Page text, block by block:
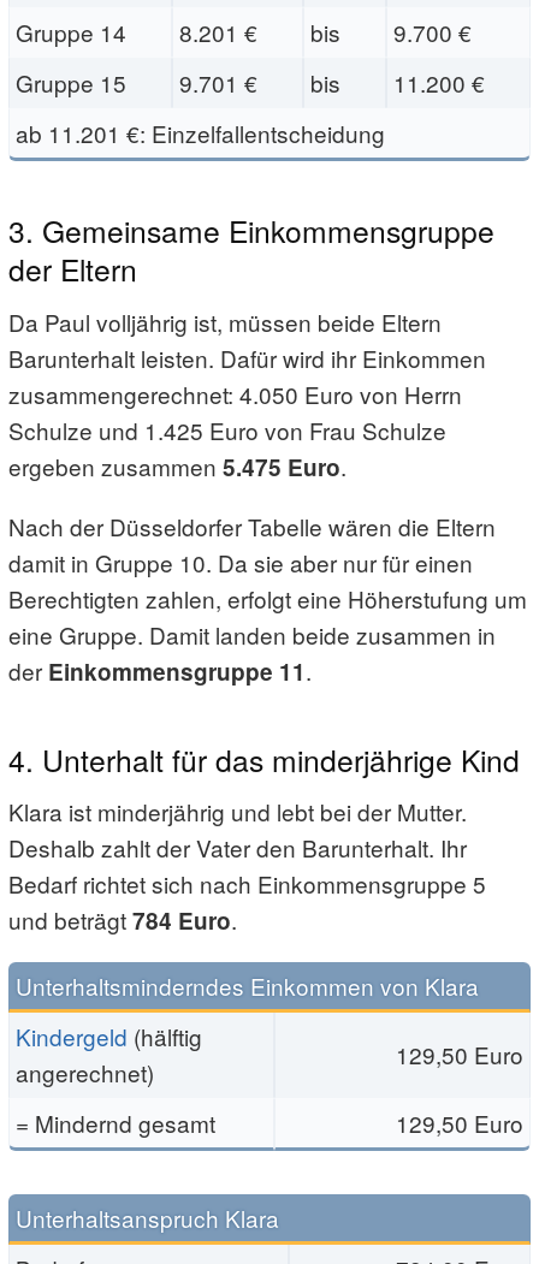
Gruppe 14
8.201 € bis
9.700 €
Gruppe 15
9.701 € bis
11.200 €
ab 11.201 €: Einzelfallentscheidung
3. Gemeinsame Einkommensgruppe
der Eltern
Da Paul volljährig ist, müssen beide Eltern
Barunterhalt leisten. Dafür wird ihr Einkommen
zusammengerechnet: 4.050 Euro von Herrn
Schulze und 1.425 Euro von Frau Schulze
ergeben zusammen 5.475 Euro.
Nach der Düsseldorfer Tabelle wären die Eltern
damit in Gruppe 10. Da sie aber nur für einen
Berechtigten zahlen, erfolgt eine Höherstufung um
eine Gruppe. Damit landen beide zusammen in
der Einkommensgruppe 11.
4. Unterhalt für das minderjährige Kind
Klara ist minderjährig und lebt bei der Mutter.
Deshalb zahlt der Vater den Barunterhalt. Ihr
Bedarf richtet sich nach Einkommensgruppe 5
und beträgt784 Euro.
Unterhaltsminderndes Einkommen von Klara
Kindergeld (hälftig
angerechnet)
129,50 Euro
= Mindernd gesamt 129,50 Euro
Unterhaltsanspruch Klara